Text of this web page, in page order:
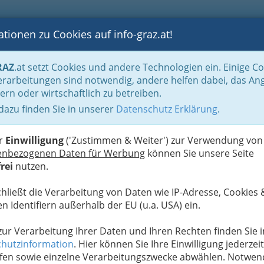
BLOGS FOTOS GASTRONOMIE BRANCHEN
zu Cookies auf info-graz.at!
.at setzt Cookies und andere Technologien ein. Einige
sind notwendig, andere helfen dabei, das
oder wirtschaftlich zu betreiben.
finden Sie in unserer Datenschutz Erklärung.
Einwilligung('Zustimmen & Weiter') zur Verwendung von
Daten für Werbung können Sie unsere Seite
nutzen.
die Verarbeitung von Daten wie IP-Adresse, Cookies
Identifiern außerhalb der EU (u.a. USA) ein.
Verarbeitung Ihrer Daten und Ihren Rechten finden Sie
. Hier können Sie Ihre Einwilligung jederzeit
sowie einzelne Verarbeitungszwecke abwählen.
Der Handel nach WKO-Gliederung Lederwaren- u. Spielwaren- &
m.b.H.